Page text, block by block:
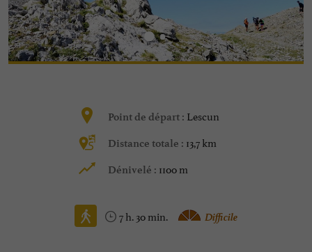
Point de départ : Lescun
Distance totale : 13,7 km
Dénivelé : 1100 m
7 h. 30 min. Difficile